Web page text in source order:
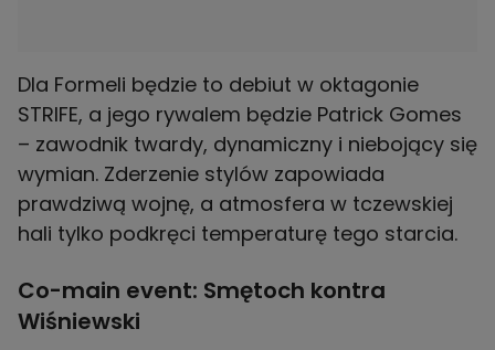
Dla Formeli będzie to debiut w oktagonie
STRIFE, a jego rywalem będzie Patrick Gomes
– zawodnik twardy, dynamiczny i niebojący się
wymian. Zderzenie stylów zapowiada
prawdziwą wojnę, a atmosfera w tczewskiej
hali tylko podkręci temperaturę tego starcia.
Co-main event: Smętoch kontra
Wiśniewski